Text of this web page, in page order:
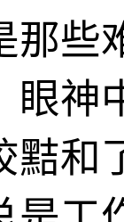
那些
眼神
黠和